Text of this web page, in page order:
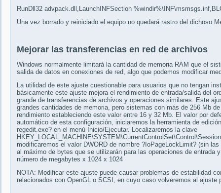
RunDll32 advpack.dll,LaunchINFSection
Una vez borrado y reiniciado el equipo no quedará rastro del dichoso
Mejorar las transferencias en red de archivos
Windows normalmente limitará la cantidad de memoria RAM que el
salida de datos en conexiones de red, algo que podemos modificar
La utilidad de este ajuste cuestionable para usuarios que no tengan
básicamente este ajuste mejora el rendimiento de entrada/salida del
grande de transferencias de archivos y operaciones similares. Este
grandes cantidades de memoria, pero sistemas con más de 256 Mb
rendimiento estableciendo este valor entre 16 y 32 Mb. El valor por
automático de esta configuración, iniciaremos la herramienta de
regedit.exe? en el menú Inicio/Ejecutar. Localizaremos la clave
modificaremos el valor DWORD de nombre ?IoPageLockLimit? (sin
al máximo de bytes que se utilizarán para las operaciones de entrada
número de megabytes x 1024 x 1024
NOTA: Modificar este ajuste puede causar problemas de estabilidad
relacionados con OpenGL o SCSI, en cuyo caso volveremos al ajuste